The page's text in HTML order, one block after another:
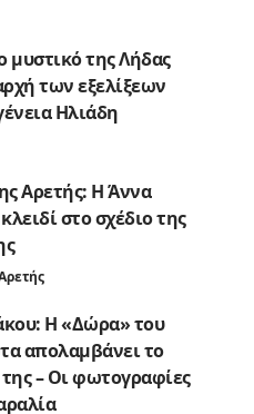
μυστικό της Λήδας
των εξελίξεων
Ηλιάδη
Αρετής: Η Άννα
στο σχέδιο της
Η «Δώρα» του
απολαμβάνει το
– Οι φωτογραφίες